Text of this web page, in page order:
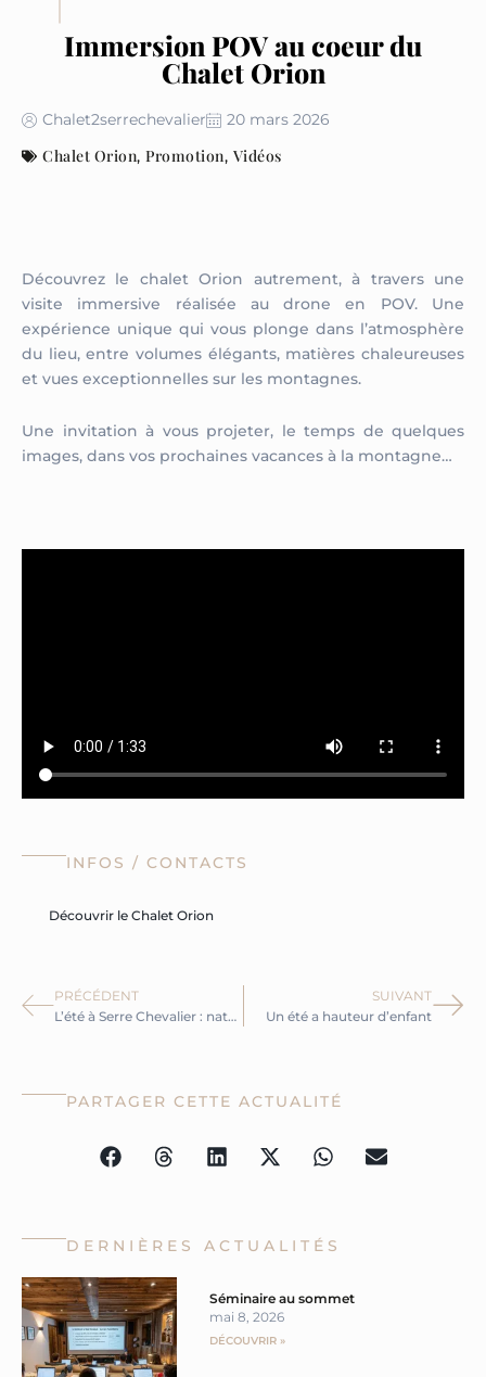
Immersion POV au coeur du
Chalet Orion
Chalet2serrechevalier 20 mars 2026
Chalet Orion, Promotion, Vidéos
Découvrez le chalet Orion autrement, à travers une
visite immersive réalisée au drone en POV. Une
expérience unique qui vous plonge dans l’atmosphère
du lieu, entre volumes élégants, matières chaleureuses
et vues exceptionnelles sur les montagnes.
Une invitation à vous projeter, le temps de quelques
images, dans vos prochaines vacances à la montagne…
INFOS / CONTACTS
Découvrir le Chalet Orion
Précédent
PRÉCÉDENT
L’été à Serre Chevalier : nature, sensations et grands espaces
SUIVANT
Un été a hauteur d’enfant
PARTAGER CETTE ACTUALITÉ
DERNIÈRES ACTUALITÉS
Séminaire au sommet
mai 8, 2026
DÉCOUVRIR »